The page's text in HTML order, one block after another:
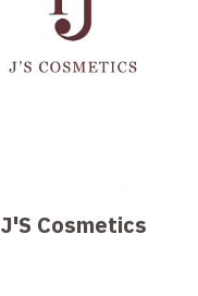
J'S Cosmetics